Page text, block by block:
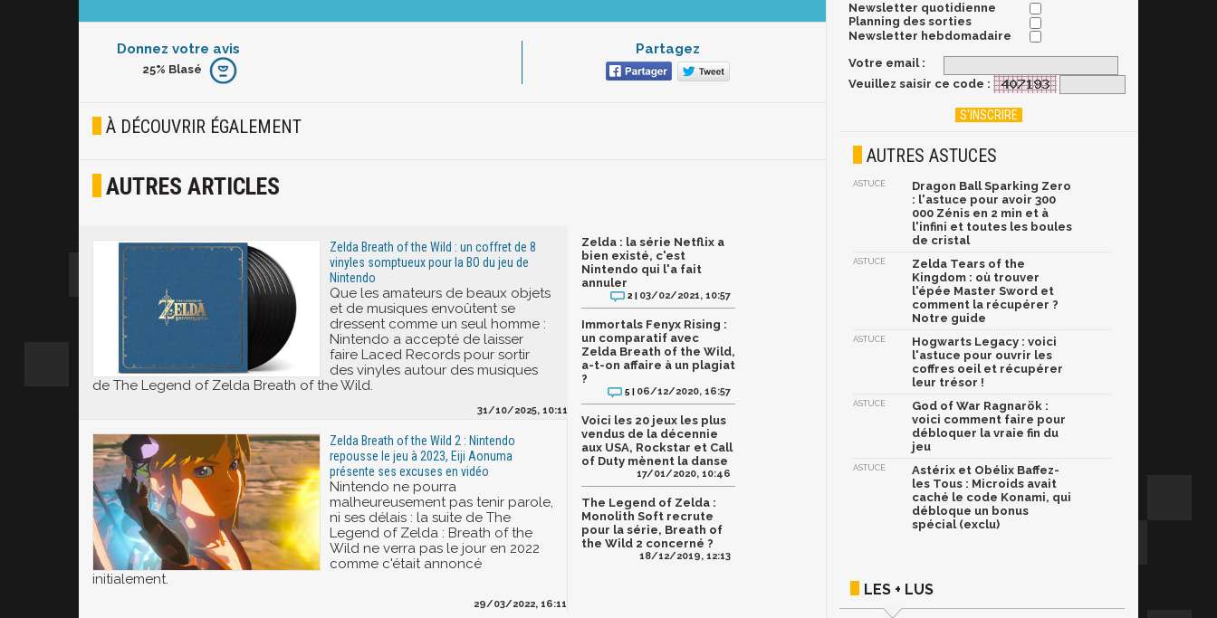
Donnez votre avis
Furieux
Joyeux
25% Blasé
Partagez
À DÉCOUVRIR ÉGALEMENT
AUTRES ARTICLES
Zelda Breath of the Wild : un coffret de 8
vinyles somptueux pour la BO du jeu de
Nintendo
Que les amateurs de beaux objets
et de musiques envoûtent se
dressent comme un seul homme :
Nintendo a accepté de laisser
faire Laced Records pour sortir
des vinyles autour des musiques
de The Legend of Zelda Breath of the Wild.
31/10/2025, 10:11
Zelda Breath of the Wild 2 : Nintendo
repousse le jeu à 2023, Eiji Aonuma
présente ses excuses en vidéo
Nintendo ne pourra
malheureusement pas tenir parole,
ni ses délais : la suite de The
Legend of Zelda : Breath of the
Wild ne verra pas le jour en 2022
comme c'était annoncé
initialement.
29/03/2022, 16:11
Zelda : la série Netflix a
bien existé, c'est
Nintendo qui l'a fait
annuler
2 | 03/02/2021, 10:57
Immortals Fenyx Rising :
un comparatif avec
Zelda Breath of the Wild,
a-t-on affaire à un plagiat
?
5 | 06/12/2020, 16:57
Voici les 20 jeux les plus
vendus de la décennie
aux USA, Rockstar et Call
of Duty mènent la danse
17/01/2020, 10:46
The Legend of Zelda :
Monolith Soft recrute
pour la série, Breath of
the Wild 2 concerné ?
18/12/2019, 12:13
Newsletter quotidienne
Planning des sorties
Newsletter hebdomadaire
Votre email :
Veuillez saisir ce code :
AUTRES ASTUCES
ASTUCE
Dragon Ball Sparking Zero
: l'astuce pour avoir 300
000 Zénis en 2 min et à
l'infini et toutes les boules
de cristal
ASTUCE
Zelda Tears of the
Kingdom : où trouver
l'épée Master Sword et
comment la récupérer ?
Notre guide
ASTUCE
Hogwarts Legacy : voici
l'astuce pour ouvrir les
coffres oeil et récupérer
leur trésor !
ASTUCE
God of War Ragnarök :
voici comment faire pour
débloquer la vraie fin du
jeu
ASTUCE
Astérix et Obélix Baffez-
les Tous : Microids avait
caché le code Konami, qui
débloque un bonus
spécial (exclu)
LES + LUS